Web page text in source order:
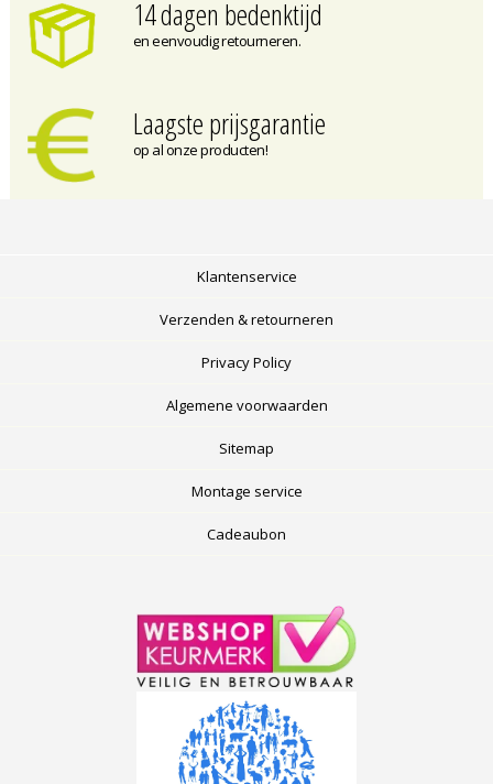
14 dagen bedenktijd
en eenvoudig retourneren.
Laagste prijsgarantie
op al onze producten!
Klantenservice
Verzenden & retourneren
Privacy Policy
Algemene voorwaarden
Sitemap
Montage service
Cadeaubon